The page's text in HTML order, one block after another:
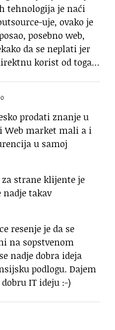
tehnologija je naći
uje, ovako je
posebno web,
da se neplati jer
korist od toga…
prodati znanje u
Web market mali a i
u samoj
za strane klijente je
nadje takav
resenje je da se
na sopstvenom
nadje dobra ideja
podlogu. Dajem
IT ideju :-)